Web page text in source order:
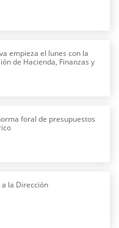
empieza el lunes con la
de Hacienda, Finanzas y
foral de presupuestos
a la Dirección